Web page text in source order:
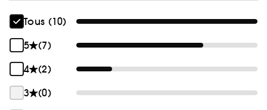
Tous (10)
5
(7)
4
(2)
3
(0)